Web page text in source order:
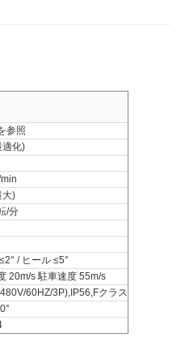
参照
適化)
大)
/分
/ ヒール ≤5°
20m/s 駐車速度 55m/s
60HZ/3P),IP56,Fクラス